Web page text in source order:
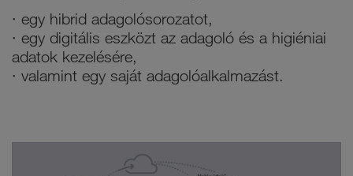
· egy hibrid adagolósorozatot,
· egy digitális eszközt az adagoló és a higiéniai
adatok kezelésére,
· valamint egy saját adagolóalkalmazást.